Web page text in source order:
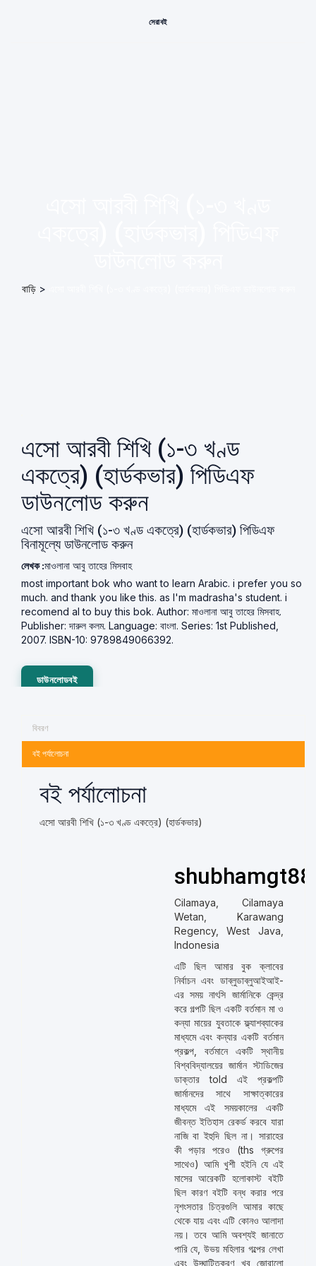
সেরা বই
বাড়ি>
এসো আরবী শিখি (১-৩ খণ্ড
একত্রে) (হার্ডকভার) পিডিএফ
ডাউনলোড করুন
এসো আরবী শিখি (১-৩ খণ্ড একত্রে) (হার্ডকভার) পিডিএফ
বিনামূল্যে ডাউনলোড করুন
লেখক :মাওলানা আবু তাহের মিসবাহ
most important bok who want to learn Arabic. i prefer you so
much. and thank you like this. as I'm madrasha's student. i
recomend al to buy this bok. Author: মাওলানা আবু তাহের মিসবাহ.
Publisher: দারুল কলম. Language: বাংলা. Series: 1st Published,
2007. ISBN-10: 9789849066392.
ডাউনলোডবই
বিবরণ
বই পর্যালোচনা
বই পর্যালোচনা
এসো আরবী শিখি (১-৩ খণ্ড একত্রে) (হার্ডকভার)
shubhamgt88
Cilamaya, Cilamaya
Wetan, Karawang
Regency, West Java,
Indonesia
এটি ছিল আমার বুক ক্লাবের
নির্বাচন এবং ডাব্লুডাব্লুআইআই-
এর সময় নাৎসি জার্মানিকে কেন্দ্র
করে গল্পটি ছিল একটি বর্তমান মা ও
কন্যা মায়ের যুবতাকে ফ্ল্যাশব্যাকের
মাধ্যমে এবং কন্যার একটি বর্তমান
প্রকল্প, বর্তমানে একটি স্থানীয়
বিশ্ববিদ্যালয়ের জার্মান স্টাডিজের
ডাক্তার told এই প্রকল্পটি
জার্মানদের সাথে সাক্ষাত্কারের
মাধ্যমে এই সময়কালের একটি
জীবন্ত ইতিহাস রেকর্ড করবে যারা
নাজি বা ইহুদি ছিল না। সারাহের
কী পড়ার পরেও (ths গ্রুপের
সাথেও) আমি খুশী হইনি যে এই
মাসের আরেকটি হলোকাস্ট বইটি
ছিল কারণ বইটি বন্ধ করার পরে
নৃশংসতার চিত্রগুলি আমার কাছে
থেকে যায় এবং এটি কোনও আলাদা
নয়। তবে আমি অবশ্যই জানাতে
পারি যে, উভয় মহিলার গল্পের লেখা
এবং উদ্ঘাটিতকরণ খুব জোরালো